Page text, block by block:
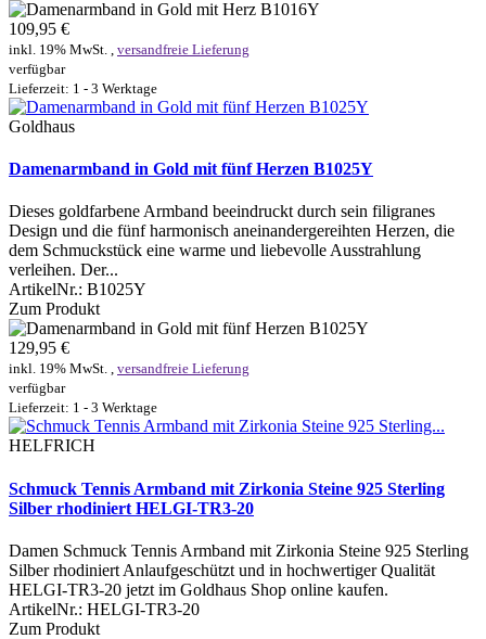
109,95 €
inkl. 19% MwSt. , versandfreie Lieferung
verfügbar
Lieferzeit: 1 - 3 Werktage
Goldhaus
Damenarmband in Gold mit fünf Herzen B1025Y
Dieses goldfarbene Armband beeindruckt durch sein filigranes
Design und die fünf harmonisch aneinandergereihten Herzen, die
dem Schmuckstück eine warme und liebevolle Ausstrahlung
verleihen. Der...
ArtikelNr.: B1025Y
Zum Produkt
129,95 €
inkl. 19% MwSt. , versandfreie Lieferung
verfügbar
Lieferzeit: 1 - 3 Werktage
HELFRICH
Schmuck Tennis Armband mit Zirkonia Steine 925 Sterling
Silber rhodiniert HELGI-TR3-20
Damen Schmuck Tennis Armband mit Zirkonia Steine 925 Sterling
Silber rhodiniert Anlaufgeschützt und in hochwertiger Qualität
HELGI-TR3-20 jetzt im Goldhaus Shop online kaufen.
ArtikelNr.: HELGI-TR3-20
Zum Produkt